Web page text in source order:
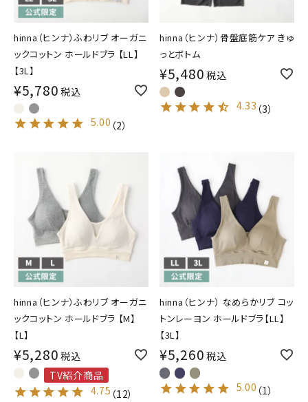
hinna（ヒンナ）ふわリブ オーガニ
ックコットン ホールドブラ 【LL】
【3L】
¥5,780 税込
5.00 （2）
hinna（ヒンナ）骨盤底筋ケア きゅ
っとボトム
¥5,480 税込
4.33 （3）
hinna（ヒンナ）ふわリブ オーガニ
ックコットン ホールドブラ 【M】
【L】
¥5,280 税込
TV紹介商品
4.75 （12）
hinna（ヒンナ） なめらかリブ コッ
トンレーヨン ホールドブラ【LL】
【3L】
¥5,260 税込
5.00 （1）